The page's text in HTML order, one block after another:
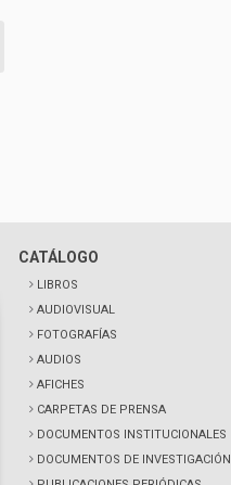
CATÁLOGO
LIBROS
AUDIOVISUAL
FOTOGRAFÍAS
AUDIOS
AFICHES
CARPETAS DE PRENSA
DOCUMENTOS INSTITUCIONALES
DOCUMENTOS DE INVESTIGACIÓN